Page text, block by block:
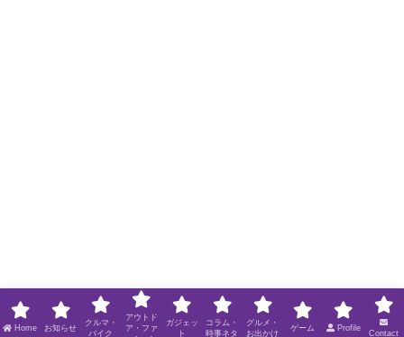
Home お知らせ
クルマ・
バイク
アウトド
ア・ファ
ガジェッ
ト
コラム・
時事ネタ
グルメ・
お出かけ
ゲーム Profile
Contact